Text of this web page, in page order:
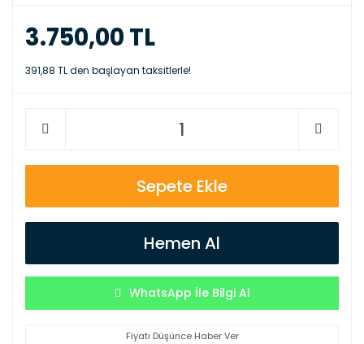
3.750,00 TL
391,88 TL den başlayan taksitlerle!
Sepete Ekle
Hemen Al
WhatsApp İle Bilgi Al
Fiyatı Düşünce Haber Ver